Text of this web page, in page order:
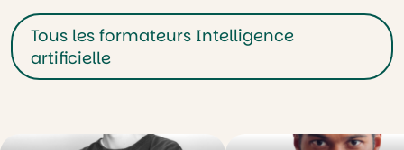
Tous les formateurs Intelligence
artificielle